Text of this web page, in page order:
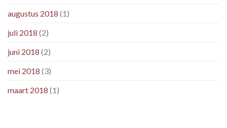
augustus 2018 (1)
juli 2018 (2)
juni 2018 (2)
mei 2018 (3)
maart 2018 (1)